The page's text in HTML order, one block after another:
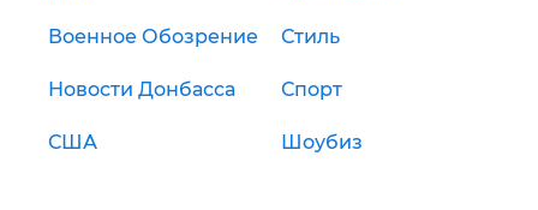
Военное Обозрение Стиль
Новости Донбасса Спорт
США Шоубиз